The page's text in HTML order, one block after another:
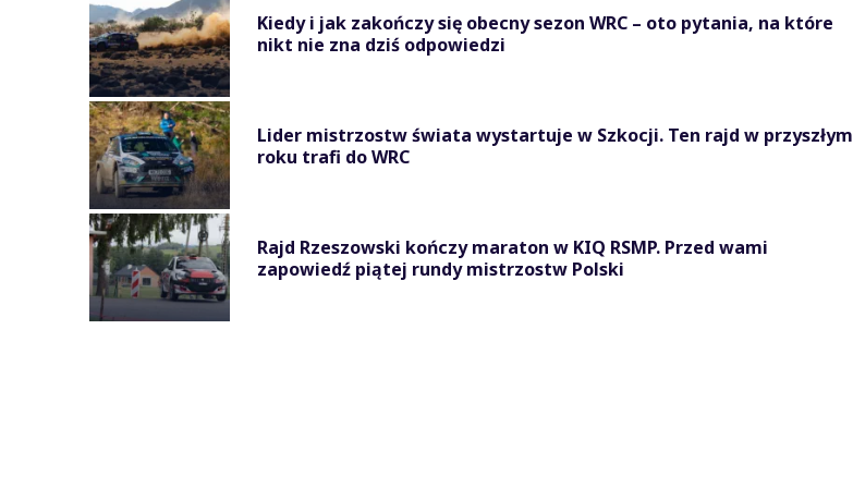
Kiedy i jak zakończy się obecny sezon WRC – oto pytania, na które
nikt nie zna dziś odpowiedzi
Lider mistrzostw świata wystartuje w Szkocji. Ten rajd w przyszłym
roku trafi do WRC
Rajd Rzeszowski kończy maraton w KIQ RSMP. Przed wami
zapowiedź piątej rundy mistrzostw Polski